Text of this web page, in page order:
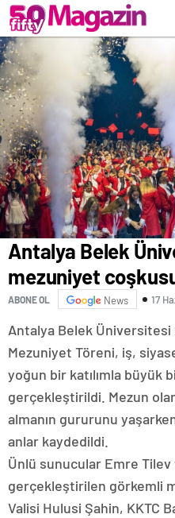
Antalya Belek
mezuniyet
ABONE OL News 17
Antalya Belek Üniversitesi
Mezuniyet Töreni, iş,
yoğun bir katılımla büyük
gerçekleştirildi. Mezun
almanın gururunu
anlar kaydedildi.
Ünlü sunucular Emre Tilev
gerçekleştirilen görkemli
Valisi Hulusi Şahin, KKTC
Hayatının Rafine